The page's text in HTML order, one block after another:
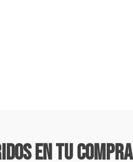
En Tu Compra